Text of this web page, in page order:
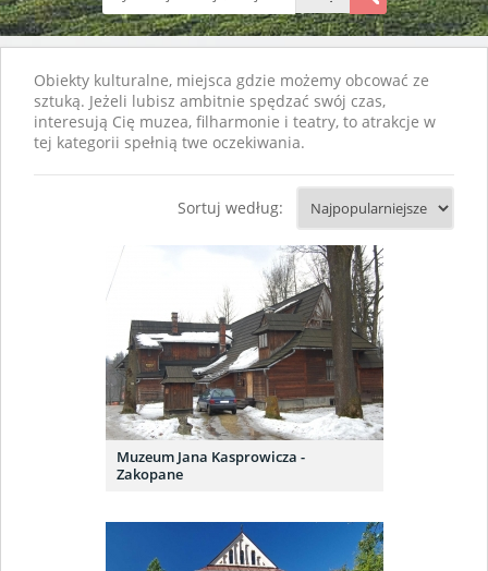
Obiekty kulturalne, miejsca gdzie możemy obcować ze
sztuką. Jeżeli lubisz ambitnie spędzać swój czas,
interesują Cię muzea, filharmonie i teatry, to atrakcje w
tej kategorii spełnią twe oczekiwania.
Sortuj według:
Muzeum Jana Kasprowicza -
Zakopane